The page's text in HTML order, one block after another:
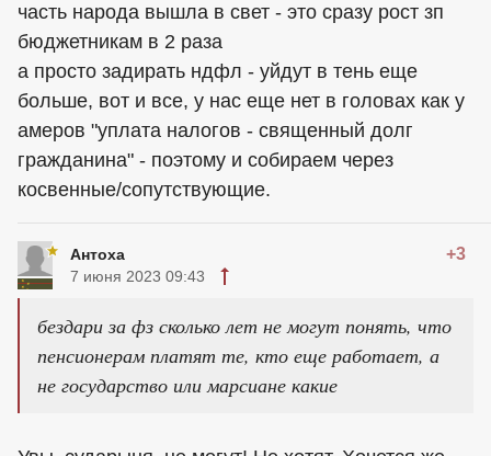
часть народа вышла в свет - это сразу рост зп
бюджетникам в 2 раза
а просто задирать ндфл - уйдут в тень еще
больше, вот и все, у нас еще нет в головах как у
амеров "уплата налогов - священный долг
гражданина" - поэтому и собираем через
косвенные/сопутствующие.
Антоха +3
7 июня 2023 09:43
бездари за фз сколько лет не могут понять, что
пенсионерам платят те, кто еще работает, а
не государство или марсиане какие